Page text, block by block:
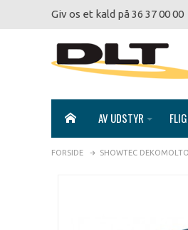
Giv os et kald på 36 37 00 00
AV UDSTYR
FORSIDE SHOWTEC